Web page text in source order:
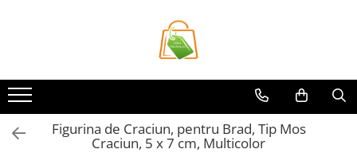
Casa si Bricolaj
Accesorii Birou si Consumabile
Articole pentru Animale
Figurina de Craciun, pentru Brad, Tip Mos
Craciun, 5 x 7 cm, Multicolor